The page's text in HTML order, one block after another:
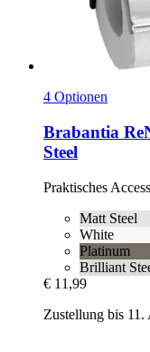
4 Optionen
Brabantia
Steel
Praktisches
Matt Steel
White
Platinum
Brilliant
€ 11,99
Zustellung bis 11.